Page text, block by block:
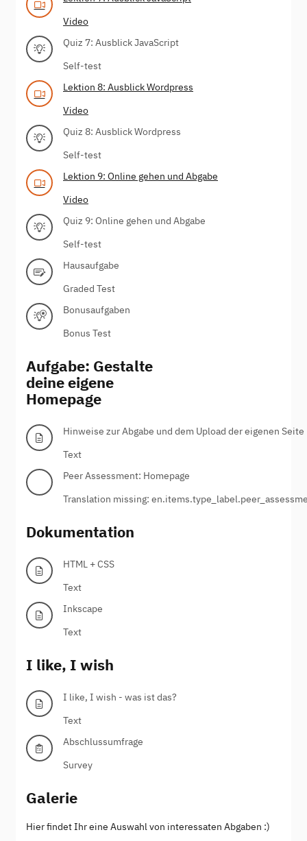
Video
Quiz 7: Ausblick JavaScript
Self-test
Lektion 8: Ausblick Wordpress
Video
Quiz 8: Ausblick Wordpress
Self-test
Lektion 9: Online gehen und Abgabe
Video
Quiz 9: Online gehen und Abgabe
Self-test
Hausaufgabe
Graded Test
Bonusaufgaben
Bonus Test
Aufgabe: Gestalte
deine eigene
Homepage
Hinweise zur Abgabe und dem Upload der eigenen Seite
Text
Peer Assessment: Homepage
Translation missing:
Dokumentation
HTML + CSS
Text
Inkscape
Text
I like, I wish
I like, I wish - was ist das?
Text
Abschlussumfrage
Survey
Galerie
Hier findet Ihr eine Auswahl von interessaten Abgaben :)